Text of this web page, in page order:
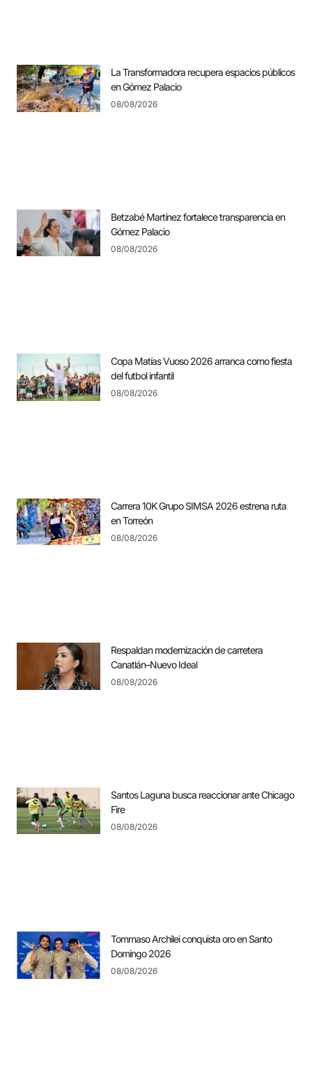
La Transformadora recupera espacios públicos
en Gómez Palacio
08/08/2026
Betzabé Martínez fortalece transparencia en
Gómez Palacio
08/08/2026
Copa Matías Vuoso 2026 arranca como fiesta
del futbol infantil
08/08/2026
Carrera 10K Grupo SIMSA 2026 estrena ruta
en Torreón
08/08/2026
Respaldan modernización de carretera
Canatlán–Nuevo Ideal
08/08/2026
Santos Laguna busca reaccionar ante Chicago
Fire
08/08/2026
Tommaso Archilei conquista oro en Santo
Domingo 2026
08/08/2026